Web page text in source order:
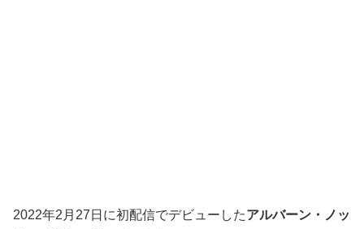
2022年2月27日に初配信でデビューしたアルバーン・ノッ